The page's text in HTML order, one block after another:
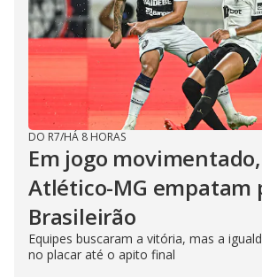
DO R7/HÁ 8 HORAS
Em jogo
Atlético-MG empatam
Brasileirão
Equipes buscaram a vitória, mas a
no placar até o apito final